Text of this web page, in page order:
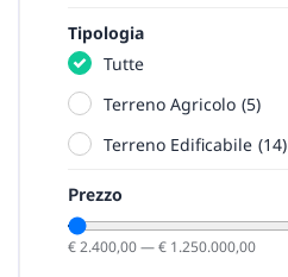
Tipologia
Tutte
Terreno Agricolo (5)
Terreno Edificabile (14)
Prezzo
€2.400,00—€ 1.250.000,00